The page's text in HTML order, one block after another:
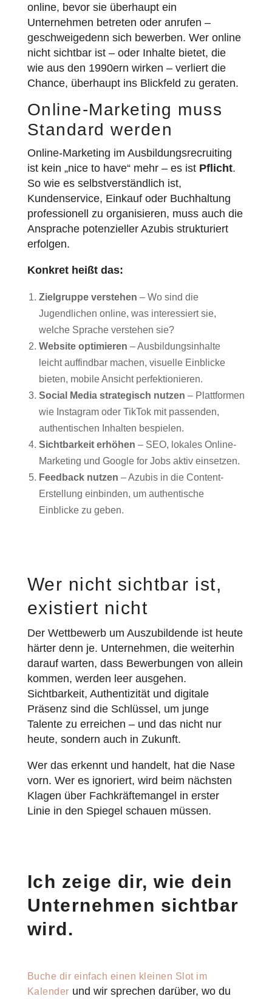
online, bevor sie überhaupt ein
Unternehmen betreten oder anrufen –
geschweigedenn sich bewerben. Wer online
nicht sichtbar ist – oder Inhalte bietet, die
wie aus den 1990ern wirken – verliert die
Chance, überhaupt ins Blickfeld zu geraten.
Online-Marketing muss
Standard werden
Online-Marketing im Ausbildungsrecruiting
ist kein „nice to have“ mehr – es ist Pflicht.
So wie es selbstverständlich ist,
Kundenservice, Einkauf oder Buchhaltung
professionell zu organisieren, muss auch die
Ansprache potenzieller Azubis strukturiert
erfolgen.
Konkret heißt das:
Zielgruppe verstehen – Wo sind die
Jugendlichen online, was interessiert sie,
welche Sprache verstehen sie?
Website optimieren – Ausbildungsinhalte
leicht auffindbar machen, visuelle Einblicke
bieten, mobile Ansicht perfektionieren.
Social Media strategisch nutzen – Plattformen
wie Instagram oder TikTok mit passenden,
authentischen Inhalten bespielen.
Sichtbarkeit erhöhen – SEO, lokales Online-
Marketing und Google for Jobs aktiv einsetzen.
Feedback nutzen – Azubis in die Content-
Erstellung einbinden, um authentische
Einblicke zu geben.
Wer nicht sichtbar ist,
existiert nicht
Der Wettbewerb um Auszubildende ist heute
härter denn je. Unternehmen, die weiterhin
darauf warten, dass Bewerbungen von allein
kommen, werden leer ausgehen.
Sichtbarkeit, Authentizität und digitale
Präsenz sind die Schlüssel, um junge
Talente zu erreichen – und das nicht nur
heute, sondern auch in Zukunft.
Wer das erkennt und handelt, hat die Nase
vorn. Wer es ignoriert, wird beim nächsten
Klagen über Fachkräftemangel in erster
Linie in den Spiegel schauen müssen.
Ich zeige dir, wie dein
Unternehmen sichtbar
wird.
Buche dir einfach einen kleinen Slot im
Kalender und wir sprechen darüber, wo du